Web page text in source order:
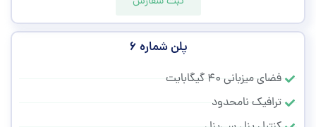
پلن شماره ۶
فضای میزبانی ۴۰ گیگابایت
ترافیک نامحدود